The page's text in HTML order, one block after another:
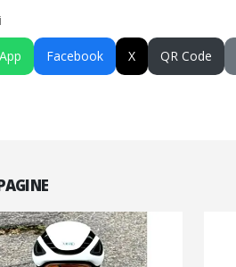
Facebook X QR Code